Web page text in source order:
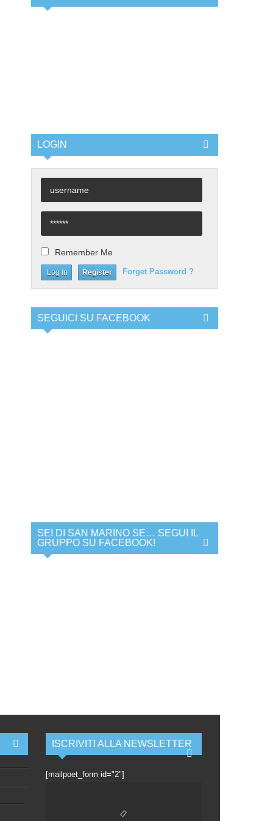
LOGIN
Remember Me
Forget Password ?
Register
SEGUICI SU FACEBOOK
SEI DI SAN MARINO SE… SEGUI IL
GRUPPO SU FACEBOOK!
ISCRIVITI ALLA NEWSLETTER
[mailpoet_form id="2"]